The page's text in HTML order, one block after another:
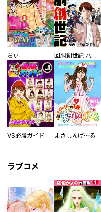
ちぃ 回胴創世記 パチスロを創った男達
VS必勝ガイド まさしんげ～る
ラブコメ